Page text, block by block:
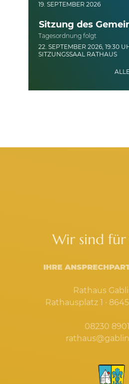
19. SEPTEMBER 2026
Sitzung des
Tagesordnung folgt
22. SEPTEMBER 2026, 19:30
SITZUNGSSAAL RATHAUS
Wir sind für
IHRE
Rathaus
Rathausplatz 1 ·
08230